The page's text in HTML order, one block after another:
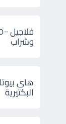
وشراب
هاى
البكتيرية